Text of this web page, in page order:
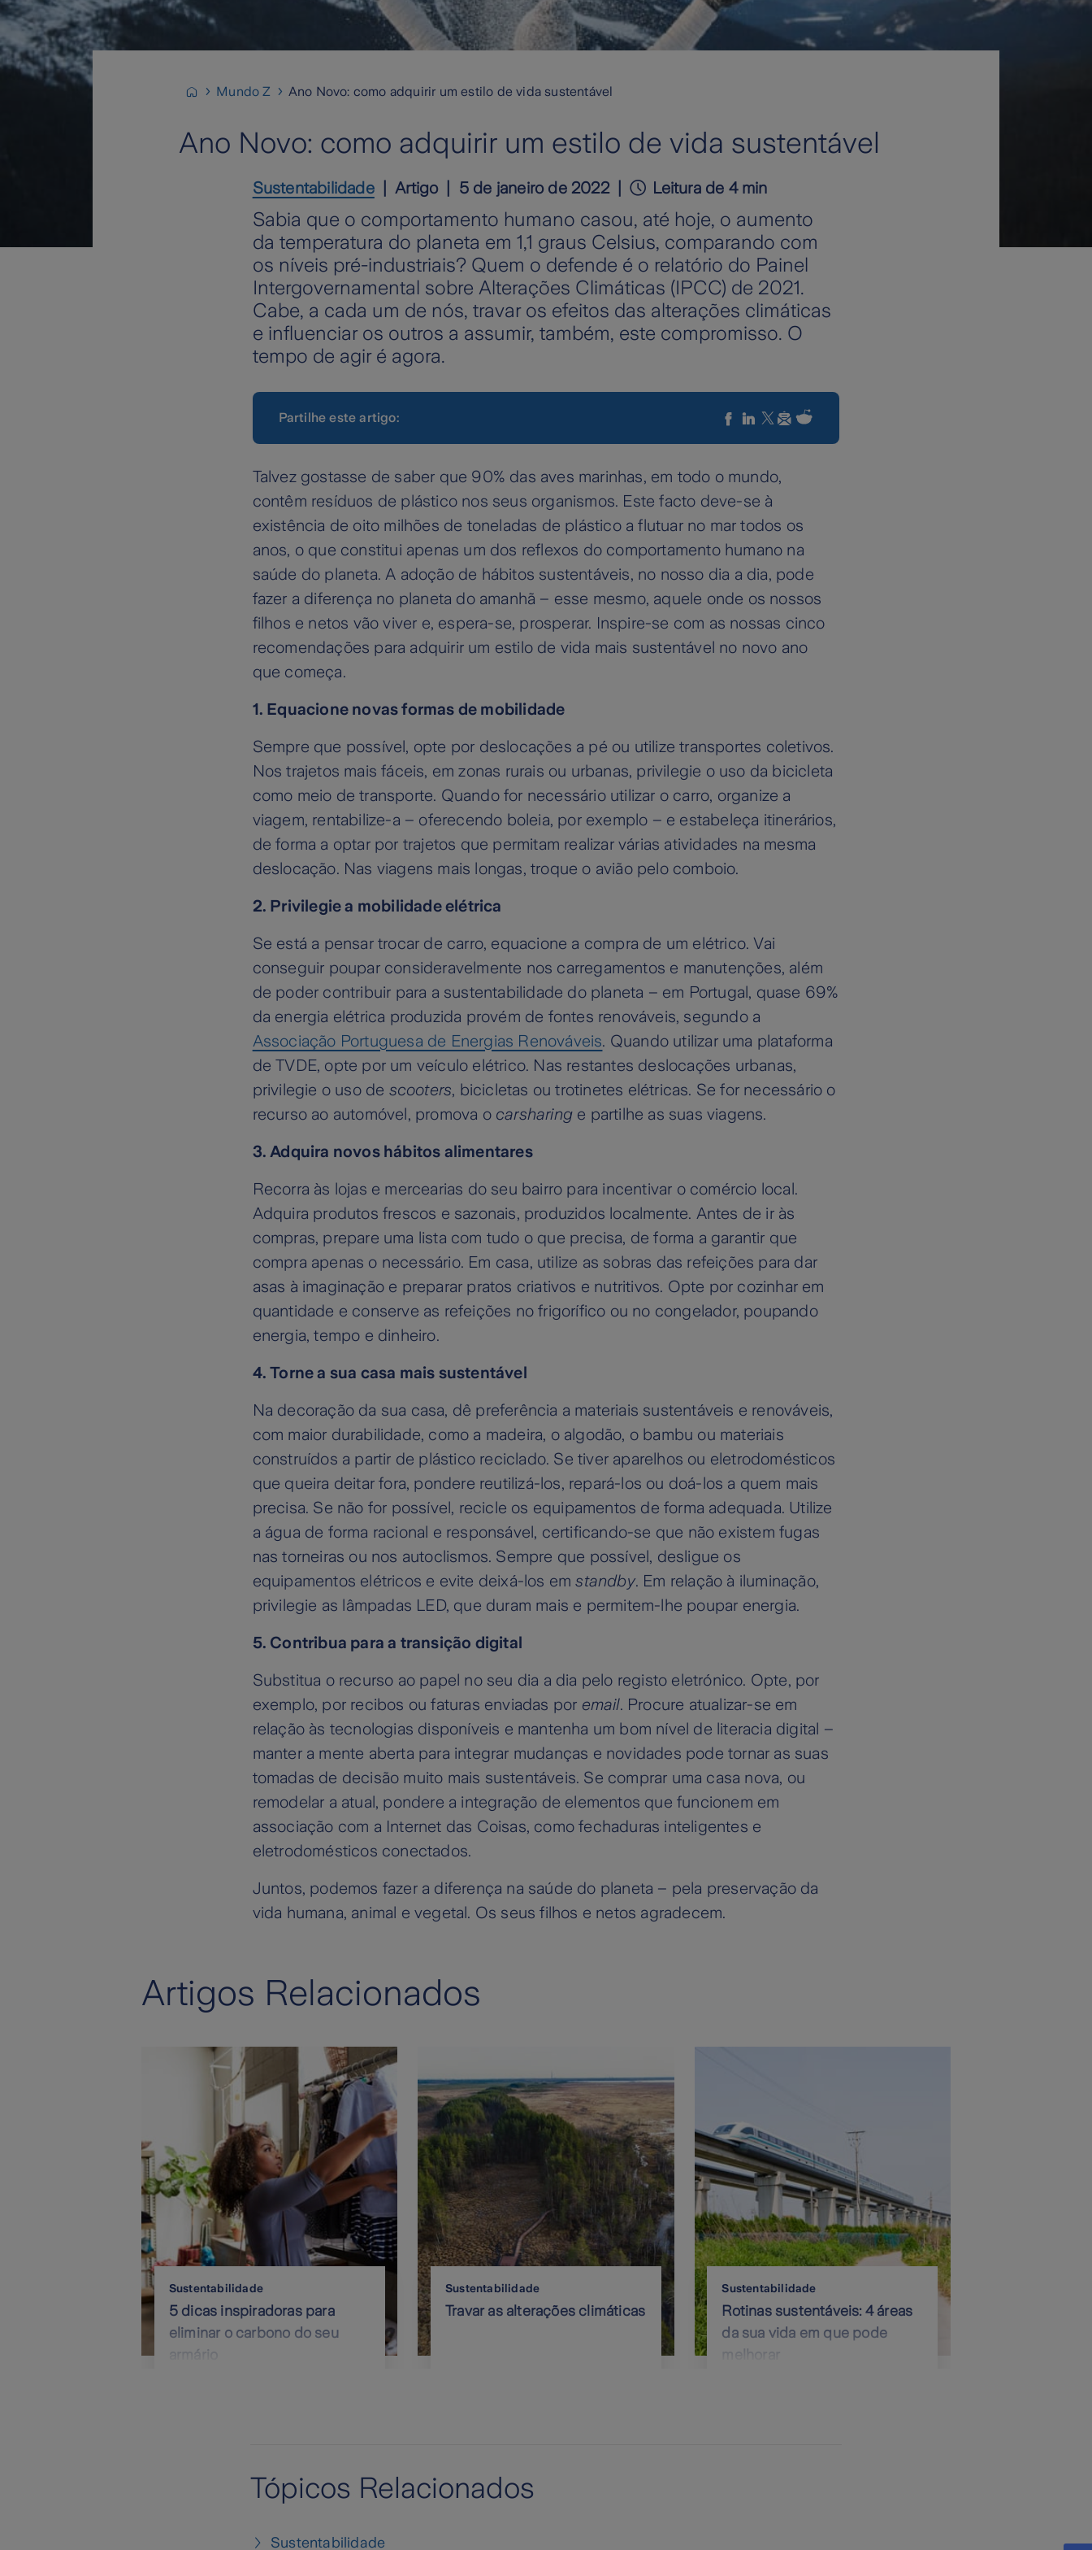
Mundo Z Ano Novo: como adquirir um estilo de vida sustentável
Ano Novo: como adquirir um estilo de vida sustentável
Sustentabilidade Artigo 5 de janeiro de 2022 Leitura de 4 min
Sabia que o comportamento humano casou, até hoje, o aumento
da temperatura do planeta em 1,1 graus Celsius, comparando com
os níveis pré-industriais? Quem o defende é o relatório do Painel
Intergovernamental sobre Alterações Climáticas (IPCC) de 2021.
Cabe, a cada um de nós, travar os efeitos das alterações climáticas
e influenciar os outros a assumir, também, este compromisso. O
tempo de agir é agora.
Partilhe este artigo:
Talvez gostasse de saber que 90% das aves marinhas, em todo o mundo,
contêm resíduos de plástico nos seus organismos. Este facto deve-se à
existência de oito milhões de toneladas de plástico a flutuar no mar todos os
anos, o que constitui apenas um dos reflexos do comportamento humano na
saúde do planeta. A adoção de hábitos sustentáveis, no nosso dia a dia, pode
fazer a diferença no planeta do amanhã – esse mesmo, aquele onde os nossos
filhos e netos vão viver e, espera-se, prosperar. Inspire-se com as nossas cinco
recomendações para adquirir um estilo de vida mais sustentável no novo ano
que começa.
1. Equacione novas formas de mobilidade
Sempre que possível, opte por deslocações a pé ou utilize transportes coletivos.
Nos trajetos mais fáceis, em zonas rurais ou urbanas, privilegie o uso da bicicleta
como meio de transporte. Quando for necessário utilizar o carro, organize a
viagem, rentabilize-a – oferecendo boleia, por exemplo – e estabeleça itinerários,
de forma a optar por trajetos que permitam realizar várias atividades na mesma
deslocação. Nas viagens mais longas, troque o avião pelo comboio.
2. Privilegie a mobilidade elétrica
Se está a pensar trocar de carro, equacione a compra de um elétrico. Vai
conseguir poupar consideravelmente nos carregamentos e manutenções, além
de poder contribuir para a sustentabilidade do planeta – em Portugal, quase 69%
da energia elétrica produzida provém de fontes renováveis, segundo a
Associação Portuguesa de Energias Renováveis. Quando utilizar uma plataforma
de TVDE, opte por um veículo elétrico. Nas restantes deslocações urbanas,
privilegie o uso de scooters, bicicletas ou trotinetes elétricas. Se for necessário o
recurso ao automóvel, promova o carsharing e partilhe as suas viagens.
3. Adquira novos hábitos alimentares
Recorra às lojas e mercearias do seu bairro para incentivar o comércio local.
Adquira produtos frescos e sazonais, produzidos localmente. Antes de ir às
compras, prepare uma lista com tudo o que precisa, de forma a garantir que
compra apenas o necessário. Em casa, utilize as sobras das refeições para dar
asas à imaginação e preparar pratos criativos e nutritivos. Opte por cozinhar em
quantidade e conserve as refeições no frigorífico ou no congelador, poupando
energia, tempo e dinheiro.
4. Torne a sua casa mais sustentável
Na decoração da sua casa, dê preferência a materiais sustentáveis e renováveis,
com maior durabilidade, como a madeira, o algodão, o bambu ou materiais
construídos a partir de plástico reciclado. Se tiver aparelhos ou eletrodomésticos
que queira deitar fora, pondere reutilizá-los, repará-los ou doá-los a quem mais
precisa. Se não for possível, recicle os equipamentos de forma adequada. Utilize
a água de forma racional e responsável, certificando-se que não existem fugas
nas torneiras ou nos autoclismos. Sempre que possível, desligue os
equipamentos elétricos e evite deixá-los emstandby. Em relação à iluminação,
privilegie as lâmpadas LED, que duram mais e permitem-lhe poupar energia.
5. Contribua para a transição digital
Substitua o recurso ao papel no seu dia a dia pelo registo eletrónico. Opte, por
exemplo, por recibos ou faturas enviadas por email. Procure atualizar-se em
relação às tecnologias disponíveis e mantenha um bom nível de literacia digital –
manter a mente aberta para integrar mudanças e novidades pode tornar as suas
tomadas de decisão muito mais sustentáveis. Se comprar uma casa nova, ou
remodelar a atual, pondere a integração de elementos que funcionem em
associação com a Internet das Coisas, como fechaduras inteligentes e
eletrodomésticos conectados.
Juntos, podemos fazer a diferença na saúde do planeta – pela preservação da
vida humana, animal e vegetal. Os seus filhos e netos agradecem.
Artigos Relacionados
Sustentabilidade
5 dicas inspiradoras para
eliminar o carbono do seu
armário
Sustentabilidade
Travar as alterações climáticas
Sustentabilidade
Rotinas sustentáveis: 4 áreas
da sua vida em que pode
Tópicos Relacionados
Sustentabilidade